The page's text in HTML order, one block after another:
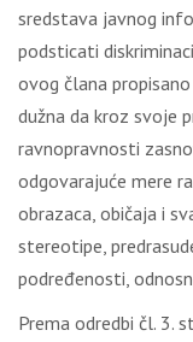
sredstava javnog
podsticati
ovog člana
dužna da kroz svoje
ravnopravnosti
odgovarajuće mere
obrazaca, običaja i
stereotipe,
podređenosti,
Prema odredbi čl. 3.